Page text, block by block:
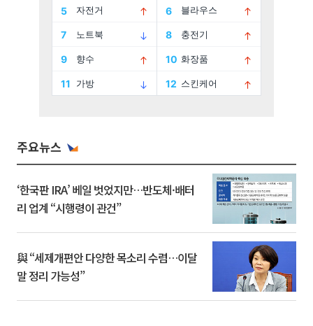
주요뉴스
‘한국판 IRA’ 베일 벗었지만…반도체·배터
리 업계 “시행령이 관건”
與 “세제개편안 다양한 목소리 수렴…이달
말 정리 가능성”